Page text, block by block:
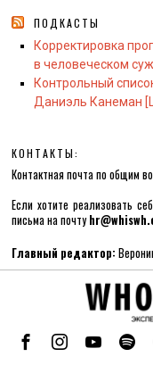
ПОДКАСТЫ
Корректировка
в человеческом
Контрольный
Даниэль Канеман
КОНТАКТЫ:
Контактная почта по общим
Если хотите реализовать
письма на почту
Главный редактор: